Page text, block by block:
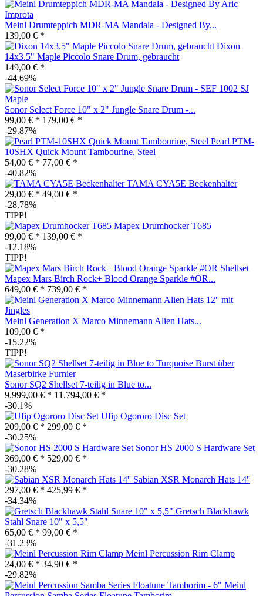
Meinl Drumteppich MDR-MA Mandala - Designed By...
139,00 € *
Dixon
14x3.5" Maple Piccolo Snare Drum, gebraucht
149,00 € *
-44.69%
Sonor Select Force 10" x 2" Jungle Snare Drum -...
99,00 € * 179,00 € *
-29.87%
Pearl PTM-
10SHX Quick Mount Tambourine, Steel
54,00 € * 77,00 € *
-40.82%
TAMA CYA5E Beckenhalter
29,00 € * 49,00 € *
-28.78%
TIPP!
Mapex Drumhocker T685
99,00 € * 139,00 € *
-12.18%
TIPP!
Mapex Mars Birch Rock+ Blood Orange Sparkle #OR...
649,00 € * 739,00 € *
Meinl Generation X Marco Minnemann Alien Hats...
109,00 € *
-15.22%
TIPP!
Sonor SQ2 Shellset 7-teilig in Blue to...
9.999,00 € * 11.794,00 € *
-30.1%
Ufip Ogororo Disc Set
209,00 € * 299,00 € *
-30.25%
Sonor HS 2000 S Hardware Set
369,00 € * 529,00 € *
-30.28%
Sabian XSR Monarch Hats 14''
297,00 € * 425,99 € *
-34.34%
Gretsch Blackhawk
Stahl Snare 10" x 5,5"
65,00 € * 99,00 € *
-31.23%
Meinl Percussion Rim Clamp
24,00 € * 34,90 € *
-29.82%
Meinl